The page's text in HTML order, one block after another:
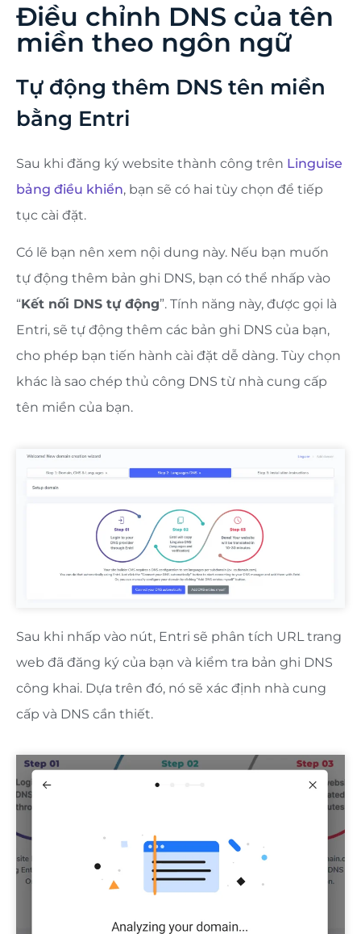
Điều chỉnh DNS của tên
miền theo ngôn ngữ
Tự động thêm DNS tên miền
bằng Entri
Sau khi đăng ký website thành công trên Linguise
bảng điều khiển, bạn sẽ có hai tùy chọn để tiếp
tục cài đặt.
Có lẽ bạn nên xem nội dung này. Nếu bạn muốn
tự động thêm bản ghi DNS, bạn có thể nhấp vào
“Kết nối DNS tự động”. Tính năng này, được gọi là
Entri, sẽ tự động thêm các bản ghi DNS của bạn,
cho phép bạn tiến hành cài đặt dễ dàng. Tùy chọn
khác là sao chép thủ công DNS từ nhà cung cấp
tên miền của bạn.
Sau khi nhấp vào nút, Entri sẽ phân tích URL trang
web đã đăng ký của bạn và kiểm tra bản ghi DNS
công khai. Dựa trên đó, nó sẽ xác định nhà cung
cấp và DNS cần thiết.